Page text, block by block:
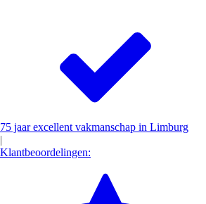
75 jaar excellent vakmanschap in Limburg
|
Klantbeoordelingen: